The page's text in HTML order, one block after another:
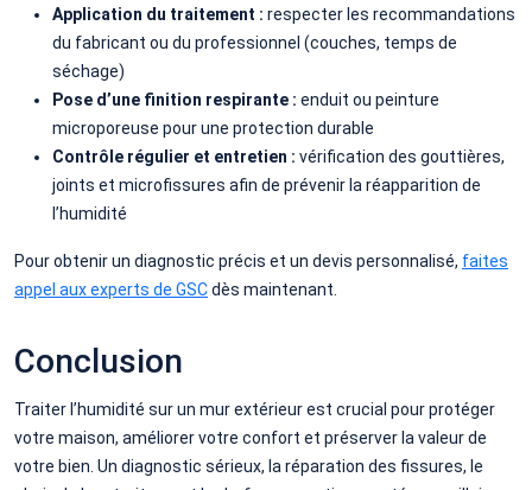
Application du traitement : respecter les recommandations
du fabricant ou du professionnel (couches, temps de
séchage)
Pose d’une finition respirante : enduit ou peinture
microporeuse pour une protection durable
Contrôle régulier et entretien : vérification des gouttières,
joints et microfissures afin de prévenir la réapparition de
l’humidité
Pour obtenir un diagnostic précis et un devis personnalisé, faites
appel aux experts de GSCdès maintenant.
Conclusion
Traiter l’humidité sur un mur extérieur est crucial pour protéger
votre maison, améliorer votre confort et préserver la valeur de
votre bien. Un diagnostic sérieux, la réparation des fissures, le